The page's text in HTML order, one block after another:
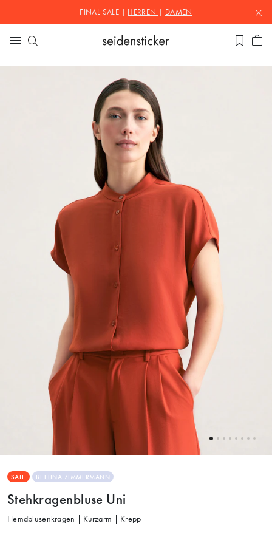
FINAL SALE | HERREN DAMEN
SALE BETTINA ZIMMERMANN
Stehkragenbluse Uni
Hemdblusenkragen | Kurzarm | Krepp